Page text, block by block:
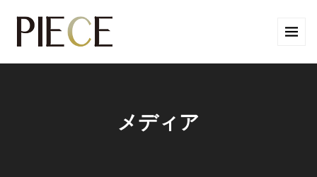
メディア